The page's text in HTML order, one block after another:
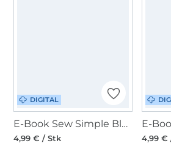
DIGITAL
E-Book Sew Simple Bluse/Tunika/Kleid Clark
4,99 € / Stk 4,99 €